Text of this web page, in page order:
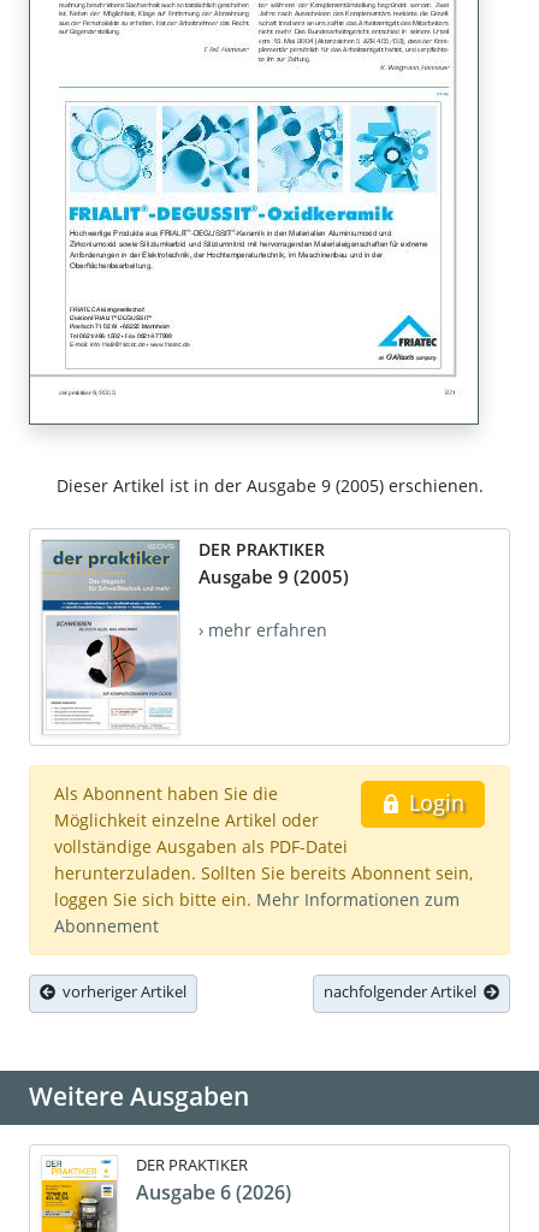
Dieser Artikel ist in der Ausgabe 9 (2005) erschienen.
DER PRAKTIKER
Ausgabe 9 (2005)
› mehr erfahren
Login
Als Abonnent haben Sie die
Möglichkeit einzelne Artikel oder
vollständige Ausgaben als PDF-Datei
herunterzuladen. Sollten Sie bereits Abonnent sein,
loggen Sie sich bitte ein. Mehr Informationen zum
Abonnement
vorheriger Artikel nachfolgender Artikel
Weitere Ausgaben
DER PRAKTIKER
Ausgabe 6 (2026)